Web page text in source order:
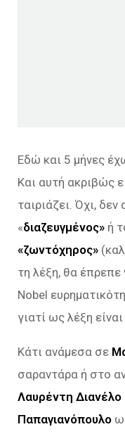
Εδώ και 5 μήνες
Και αυτή ακριβώς
ταιριάζει. Όχι, δεν
«διαζευγμένος» ή
«ζωντόχηρος»
τη λέξη, θα έπρεπε
Nobel
γιατί ως λέξη
Κάτι ανάμεσα σε
σαραντάρα ή στο
Λαυρέντη Διανέλο
Παπαγιανόπουλο